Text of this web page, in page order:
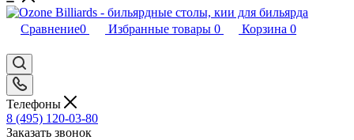
Сравнение0 Избранные товары 0 Корзина 0
Телефоны
8 (495) 120-03-80
Заказать звонок